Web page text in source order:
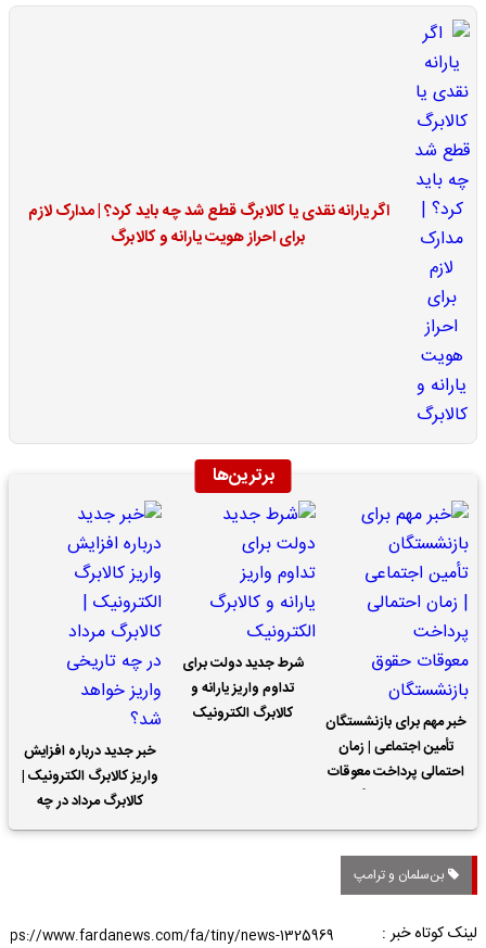
اگر یارانه نقدی یا کالابرگ قطع شد چه باید کرد؟ | مدارک لازم
برای احراز هویت یارانه و کالابرگ
برترین‌ها
خبر مهم برای بازنشستگان
تأمین اجتماعی | زمان
احتمالی پرداخت معوقات
شرط جدید دولت برای
تداوم واریز یارانه و
کالابرگ الکترونیک
خبر جدید درباره افزایش
واریز کالابرگ الکترونیک |
کالابرگ مرداد در چه
تاریخی واریز خواهد شد؟
بن‌سلمان و ترامپ
لینک کوتاه خبر :